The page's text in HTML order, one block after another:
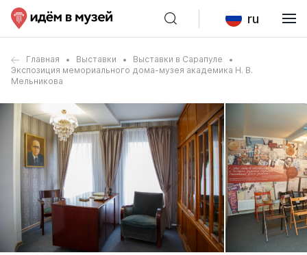
ru
Главная Выставки
Выставки в Сарапуле
Экспозиция мемориального дома-музея академика Н. В.
Мельникова